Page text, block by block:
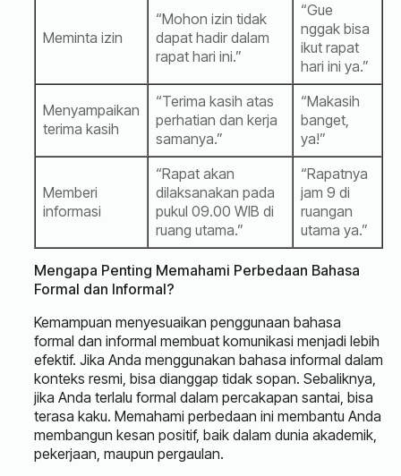
Meminta izin
“Mohon izin tidak
dapat hadir dalam
rapat hari ini.”
“Gue
nggak bisa
ikut rapat
hari ini ya.”
Menyampaikan
terima kasih
“Terima kasih atas
perhatian dan kerja
samanya.”
“Makasih
banget,
ya!”
Memberi
informasi
“Rapat akan
dilaksanakan pada
pukul 09.00 WIB di
ruang utama.”
“Rapatnya
jam 9 di
ruangan
utama ya.”
Mengapa Penting Memahami Perbedaan Bahasa
Formal dan Informal?
Kemampuan menyesuaikan penggunaan bahasa
formal dan informal membuat komunikasi menjadi lebih
efektif. Jika Anda menggunakan bahasa informal dalam
konteks resmi, bisa dianggap tidak sopan. Sebaliknya,
jika Anda terlalu formal dalam percakapan santai, bisa
terasa kaku. Memahami perbedaan ini membantu Anda
membangun kesan positif, baik dalam dunia akademik,
pekerjaan, maupun pergaulan.